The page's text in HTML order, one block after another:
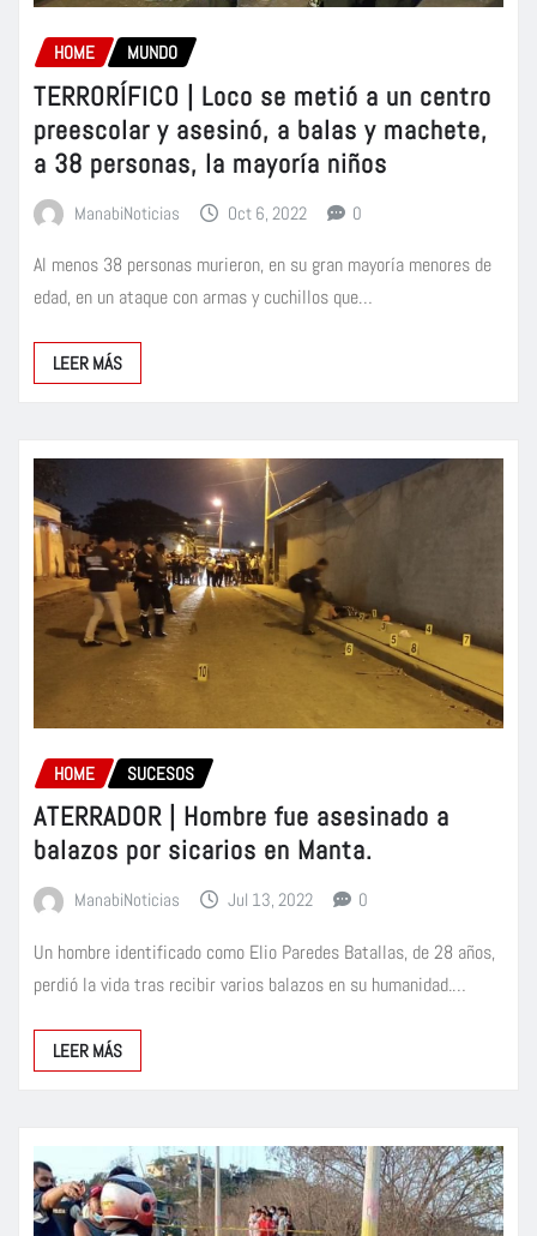
HOME MUNDO
TERRORÍFICO | Loco se metió a un centro
preescolar y asesinó, a balas y machete,
a 38 personas, la mayoría niños
ManabiNoticias Oct 6, 2022 0
Al menos 38 personas murieron, en su gran mayoría menores de
edad, en un ataque con armas y cuchillos que…
LEER MÁS
HOME SUCESOS
ATERRADOR | Hombre fue asesinado a
balazos por sicarios en Manta.
ManabiNoticias Jul 13, 2022 0
Un hombre identificado como Elio Paredes Batallas, de 28 años,
perdió la vida tras recibir varios balazos en su humanidad.…
LEER MÁS